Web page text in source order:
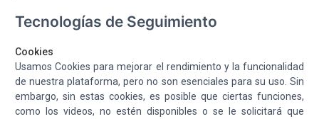
Tecnologías de Seguimiento
Cookies
Usamos Cookies para mejorar el rendimiento y la funcionalidad
de nuestra plataforma, pero no son esenciales para su uso. Sin
embargo, sin estas cookies, es posible que ciertas funciones,
como los videos, no estén disponibles o se le solicitará que